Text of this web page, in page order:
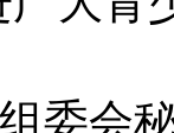
会秘